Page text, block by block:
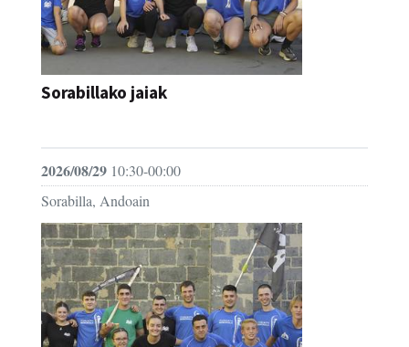
Sorabillako jaiak
2026/08/29 10:30-00:00
Sorabilla, Andoain